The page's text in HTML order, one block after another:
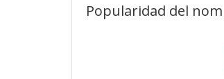
Popularidad del